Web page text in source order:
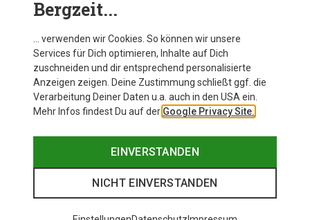
Bergzeit...
… verwenden wir Cookies. So können wir unsere
Services für Dich optimieren, Inhalte auf Dich
zuschneiden und dir entsprechend personalisierte
Anzeigen zeigen. Deine Zustimmung schließt ggf. die
Verarbeitung Deiner Daten u.a. auch in den USA ein.
Mehr Infos findest Du auf der Google Privacy Site.
EINVERSTANDEN
NICHT EINVERSTANDEN